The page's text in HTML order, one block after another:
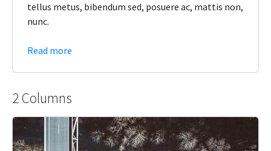
tellus metus, bibendum sed, posuere ac, mattis non,
nunc.
Read more
2 Columns